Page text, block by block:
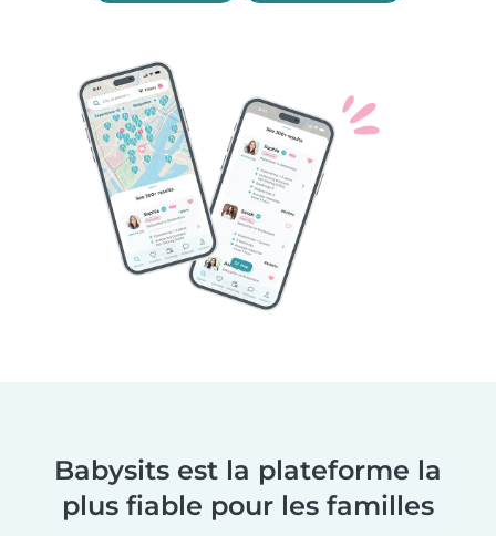
Babysits est la plateforme la
plus fiable pour les familles